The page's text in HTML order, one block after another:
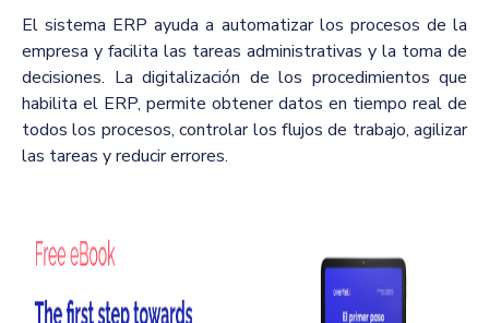
El sistema ERP ayuda a automatizar los procesos de la
empresa y facilita las tareas administrativas y la toma de
decisiones. La digitalización de los procedimientos que
habilita el ERP, permite obtener datos en tiempo real de
todos los procesos, controlar los flujos de trabajo, agilizar
las tareas y reducir errores.